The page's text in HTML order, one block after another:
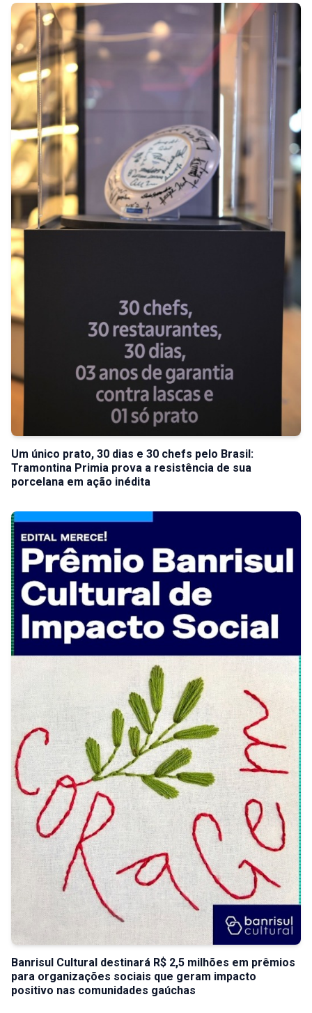
Um único prato, 30 dias e 30 chefs pelo Brasil:
Tramontina Primia prova a resistência de sua
porcelana em ação inédita
Banrisul Cultural destinará R$ 2,5 milhões em prêmios
para organizações sociais que geram impacto
positivo nas comunidades gaúchas